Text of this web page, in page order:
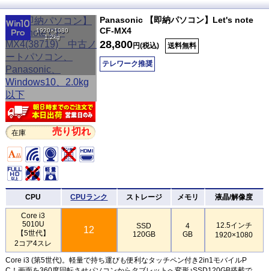
1920×1080
1.2kg
在庫 売り切れ
Panasonic 【即納パソコン】Let's note
CF-MX4
28,800円(税込) 送料無料
テレワーク推奨
CPU CPUランク ストレージ メモリ 液晶/解像度
Core i3
5010U
【5世代】
2コア4スレ
12
SSD
120GB
4
GB
12.5インチ
1920×1080
Core i3 (第5世代)。軽量で持ち運びも便利なタッチペン付き2in1モバイルP